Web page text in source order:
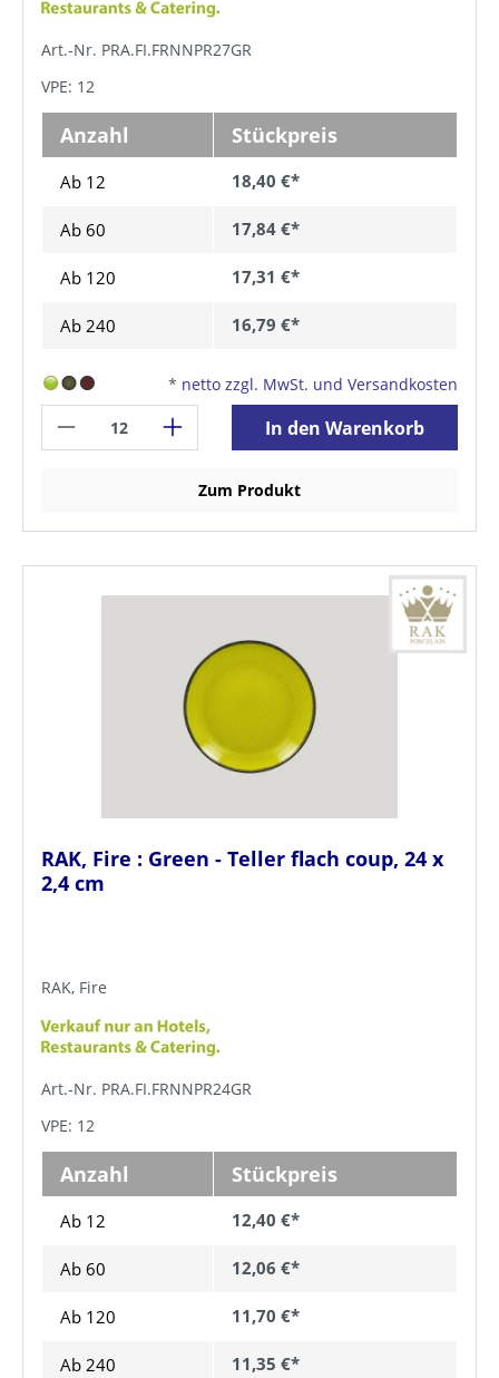
Art.-Nr. PRA.FI.FRNNPR27GR
VPE: 12
Anzahl Stückpreis
Ab 12 18,40 €*
Ab 60 17,84 €*
Ab 120 17,31 €*
Ab 240 16,79 €*
* netto zzgl. MwSt. und Versandkosten
In den Warenkorb
Zum Produkt
RAK, Fire : Green - Teller flach coup, 24 x
2,4 cm
RAK, Fire
Art.-Nr. PRA.FI.FRNNPR24GR
VPE: 12
Anzahl Stückpreis
Ab 12 12,40 €*
Ab 60 12,06 €*
Ab 120 11,70 €*
Ab 240 11,35 €*